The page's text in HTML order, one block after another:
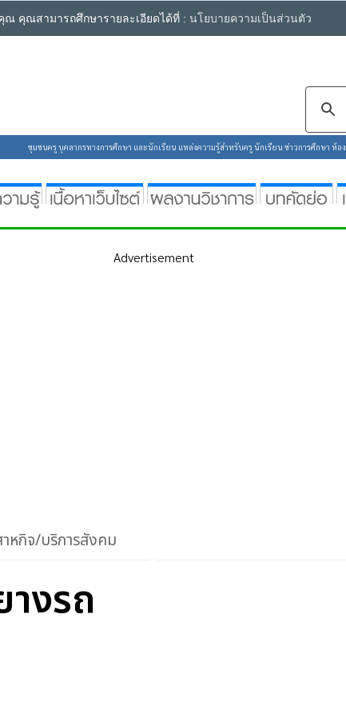
คุณสามารถศึกษารายละเอียดได้ที่ : นโยบายความเป็นส่วนตัว
ชุมชนครู บุคลากรทางการศึกษา และนักเรียน แหล่งความรู้สำหรับครู นักเรียน ข่าวการศึกษา ห้
Advertisement
หกิจ/บริการสังคม
งรถ